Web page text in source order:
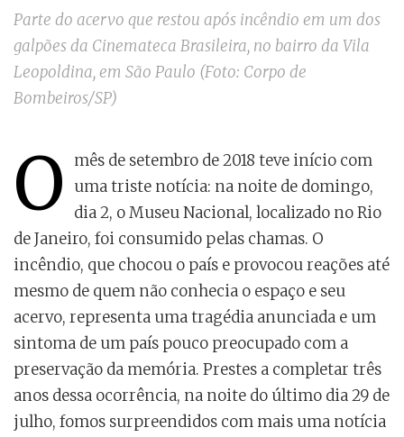
Parte do acervo que restou após incêndio em um dos
galpões da Cinemateca Brasileira, no bairro da Vila
Leopoldina, em São Paulo (Foto: Corpo de
Bombeiros/SP)
O
mês de setembro de 2018 teve início com
uma triste notícia: na noite de domingo,
dia 2, o Museu Nacional, localizado no Rio
de Janeiro, foi consumido pelas chamas. O
incêndio, que chocou o país e provocou reações até
mesmo de quem não conhecia o espaço e seu
acervo, representa uma tragédia anunciada e um
sintoma de um país pouco preocupado com a
preservação da memória. Prestes a completar três
anos dessa ocorrência, na noite do último dia 29 de
julho, fomos surpreendidos com mais uma notícia